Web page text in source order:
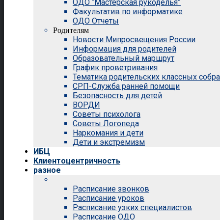
ОДО “Мастерская рукоделья”
Факультатив по информатике
ОДО Отчеты
Родителям
Новости Мипросвещения России
Информация для родителей
Образовательный маршрут
График проветривания
Тематика родительских классных
СРП-Служба ранней помощи
Безопасность для детей
ВОРДИ
Советы психолога
Советы Логопеда
Наркомания и дети
Дети и экстремизм
ИБЦ
Клиентоцентричность
разное
Расписание звонков
Расписание уроков
Расписание узких специалистов
Расписание ОДО